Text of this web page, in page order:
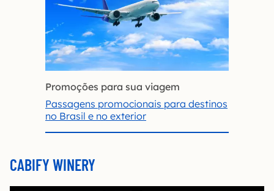
Promoções para sua viagem
Passagens promocionais para destinos
no Brasil e no exterior
CABIFY WINERY